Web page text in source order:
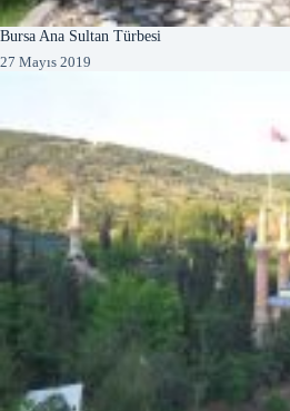
Bursa Ana Sultan Türbesi
27 Mayıs 2019